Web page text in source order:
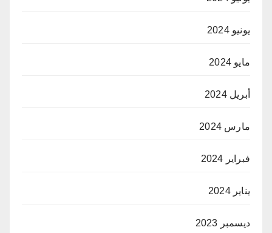
يونيو 2024
مايو 2024
أبريل 2024
مارس 2024
فبراير 2024
يناير 2024
ديسمبر 2023